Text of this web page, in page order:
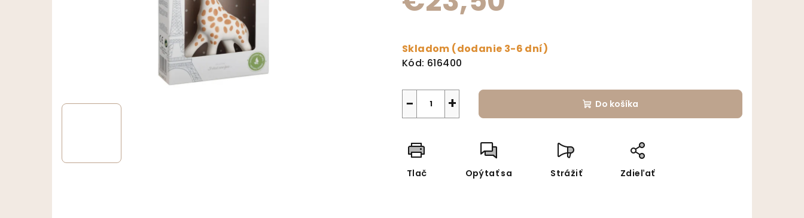
Skladom (dodanie 3-6 dní)
Kód: 616400
+
− Do košíka
Tlač Opýtať sa Strážiť Zdieľať